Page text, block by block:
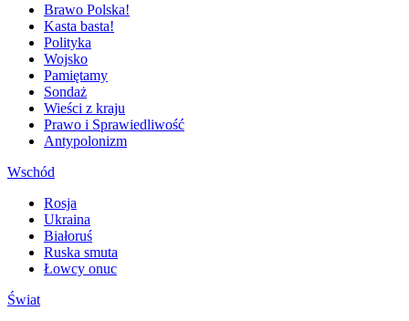
Brawo Polska!
Kasta basta!
Polityka
Wojsko
Pamiętamy
Sondaż
Wieści z kraju
Prawo i Sprawiedliwość
Antypolonizm
Wschód
Rosja
Ukraina
Białoruś
Ruska smuta
Łowcy onuc
Świat